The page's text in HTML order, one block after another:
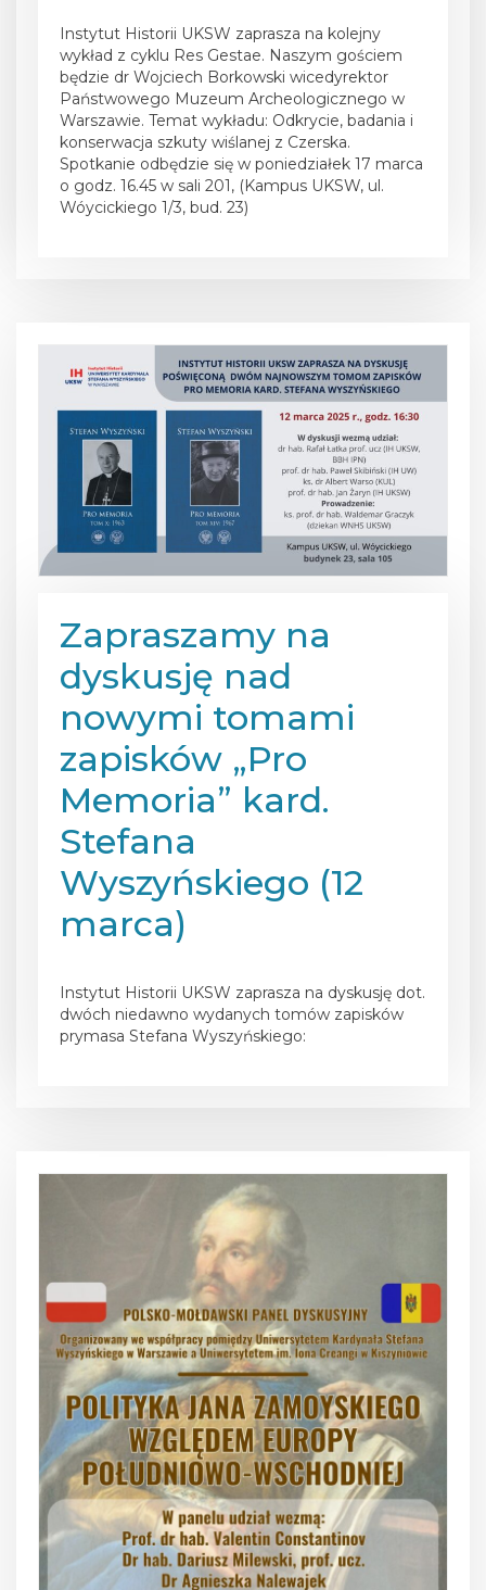
Instytut Historii UKSW zaprasza na kolejny
wykład z cyklu Res Gestae. Naszym gościem
będzie dr Wojciech Borkowski wicedyrektor
Państwowego Muzeum Archeologicznego w
Warszawie. Temat wykładu: Odkrycie, badania i
konserwacja szkuty wiślanej z Czerska.
Spotkanie odbędzie się w poniedziałek 17 marca
o godz. 16.45 w sali 201, (Kampus UKSW, ul.
Wóycickiego 1/3, bud. 23)
Zapraszamy na
dyskusję nad
nowymi tomami
zapisków „Pro
Memoria” kard.
Stefana
Wyszyńskiego (12
marca)
Instytut Historii UKSW zaprasza na dyskusję dot.
dwóch niedawno wydanych tomów zapisków
prymasa Stefana Wyszyńskiego: